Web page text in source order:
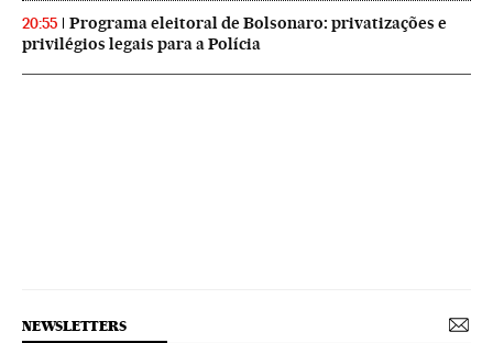
20:55
Programa eleitoral de Bolsonaro: privatizações e
privilégios legais para a Polícia
NEWSLETTERS